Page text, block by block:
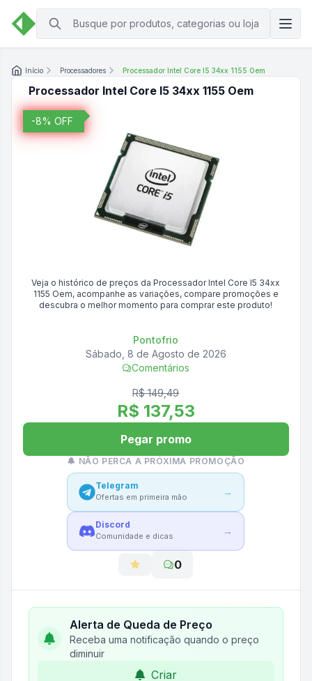
Início Processadores Processador Intel Core I5 34xx 1155 Oem
Processador Intel Core I5 34xx 1155 Oem
-8% OFF
Veja o histórico de preços daProcessador Intel Core I5 34xx
1155 Oem, acompanhe as variações, compare promoções e
descubra o melhor momento para comprar este produto!
Pontofrio
Sábado, 8 de Agosto de 2026
Comentários
R$ 149,49
R$ 137,53
Pegar promo
🔔 NÃO PERCA A PRÓXIMA PROMOÇÃO
Telegram
Ofertas em primeira mão →
Discord
Comunidade e dicas →
0
Alerta de Queda de Preço
Receba uma notificação quando o preço
diminuir
Criar